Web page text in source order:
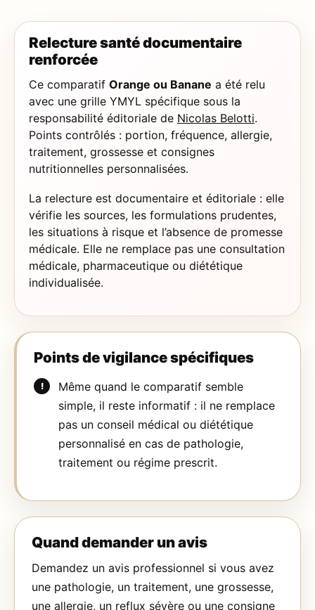
Relecture santé documentaire
renforcée
Ce comparatif Orange ou Banane a été relu
avec une grille YMYL spécifique sous la
responsabilité éditoriale de Nicolas Belotti.
Points contrôlés : portion, fréquence, allergie,
traitement, grossesse et consignes
nutritionnelles personnalisées.
La relecture est documentaire et éditoriale : elle
vérifie les sources, les formulations prudentes,
les situations à risque et l’absence de promesse
médicale. Elle ne remplace pas une consultation
médicale, pharmaceutique ou diététique
individualisée.
Points de vigilance spécifiques
Même quand le comparatif semble
simple, il reste informatif : il ne remplace
pas un conseil médical ou diététique
personnalisé en cas de pathologie,
traitement ou régime prescrit.
Quand demander un avis
Demandez un avis professionnel si vous avez
une pathologie, un traitement, une grossesse,
une allergie, un reflux sévère ou une consigne